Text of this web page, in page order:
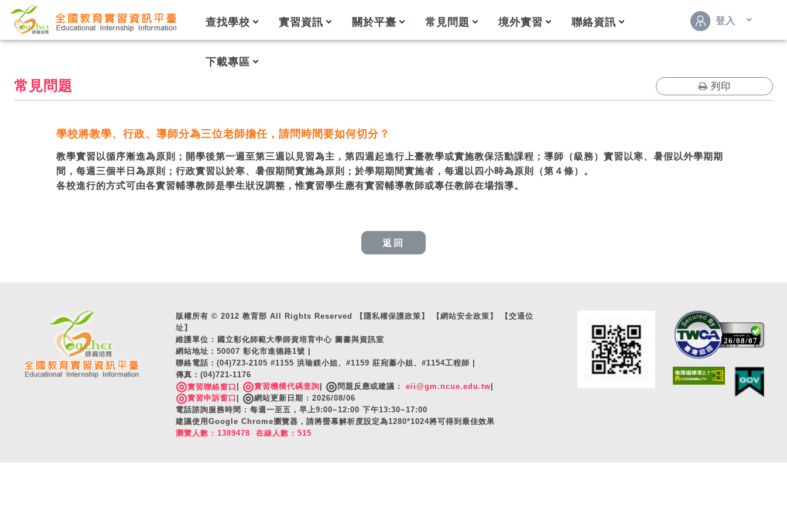
跳到主要內容
查找學校 實習資訊 關於平臺 常見問題 境外實習 聯絡資訊
下載專區
登入
常見問題 列印
學校將教學、行政、導師分為三位老師擔任，請問時間要如何切分？
教學實習以循序漸進為原則；開學後第一週至第三週以見習為主，第四週起進行上臺教學或實施教保活動課程；導師（級務）實習以寒、暑假以外學期期
間，每週三個半日為原則；行政實習以於寒、暑假期間實施為原則；於學期期間實施者，每週以四小時為原則（第４條）。
各校進行的方式可由各實習輔導教師是學生狀況調整，惟實習學生應有實習輔導教師或專任教師在場指導。
返回
版權所有 © 2012 教育部 All Rights Reserved 【隱私權保護政策】 【網站安全政策】
【交通位
址】
維護單位 : 國立彰化師範大學師資培育中心 圖書與資訊室
網站地址：50007 彰化市進德路1號 |
聯絡電話：(04)723-2105 #1155 洪瑜鎂小姐、#1159 莊宛蓁小姐、#1154工程師 |
傳真：(04)721-1176
◎實習聯絡窗口 ◎實習機構代碼查詢 ◎問題反應或建議 : eii@gm.ncue.edu.tw
◎實習申訴窗口 ◎網站更新日期 : 2026/08/06
電話諮詢服務時間 : 每週一至五，早上9:00~12:00 下午13:30~17:00
建議使用Google Chrome瀏覽器，請將螢幕解析度設定為1280*1024將可得到最佳效果
瀏覽人數 : 1389478 在線人數 : 515
26/08/07